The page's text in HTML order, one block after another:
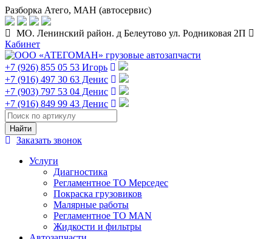
Разборка Атего, МАН (автосервис)
МО. Ленинский район. д Белеутово ул. Родниковая 2П
Кабинет
+7 (926) 855 05 53 Игорь
+7 (916) 497 30 63 Денис
+7 (903) 797 53 04 Денис
+7 (916) 849 99 43 Денис
Заказать звонок
Услуги
Диагностика
Регламентное ТО Мерседес
Покраска грузовиков
Малярные работы
Регламентное ТО MAN
Жидкости и фильтры